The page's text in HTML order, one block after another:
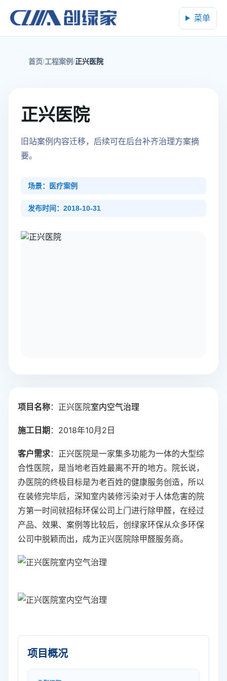
菜单
首页 工程案例 正兴医院
正兴医院
旧站案例内容迁移，后续可在后台补齐治理方案摘
要。
场景：医疗案例
发布时间：2018-10-31
项目名称：正兴医院室内空气治理
施工日期 ：2018年10月2日
客户需求：正兴医院是一家集多功能为一体的大型综
合性医院，是当地老百姓最离不开的地方。院长说，
办医院的终极目标是为老百姓的健康服务创造，所以
在装修完毕后，深知室内装修污染对于人体危害的院
方第一时间就招标环保公司上门进行除甲醛，在经过
产品、效果、案例等比较后，创绿家环保从众多环保
公司中脱颖而出，成为正兴医院除甲醛服务商。
项目概况